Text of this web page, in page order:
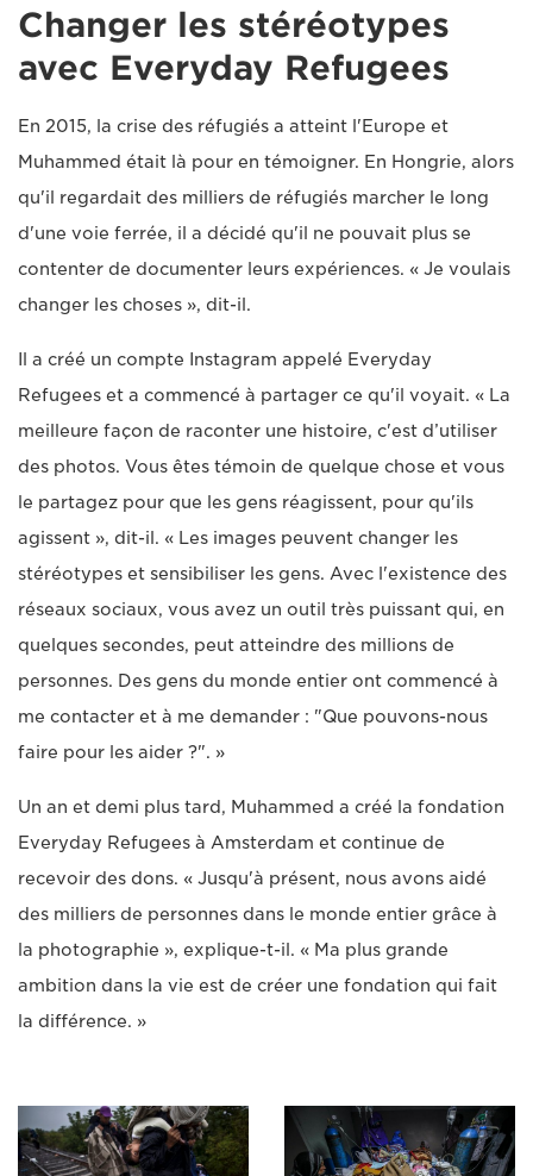
Changer les stéréotypes
avec Everyday Refugees
En 2015, la crise des réfugiés a atteint l'Europe et
Muhammed était là pour en témoigner. En Hongrie, alors
qu'il regardait des milliers de réfugiés marcher le long
d'une voie ferrée, il a décidé qu'il ne pouvait plus se
contenter de documenter leurs expériences. « Je voulais
changer les choses », dit-il.
Il a créé un compte Instagram appelé Everyday
Refugees et a commencé à partager ce qu'il voyait. « La
meilleure façon de raconter une histoire, c'est d’utiliser
des photos. Vous êtes témoin de quelque chose et vous
le partagez pour que les gens réagissent, pour qu'ils
agissent », dit-il. « Les images peuvent changer les
stéréotypes et sensibiliser les gens. Avec l'existence des
réseaux sociaux, vous avez un outil très puissant qui, en
quelques secondes, peut atteindre des millions de
personnes. Des gens du monde entier ont commencé à
me contacter et à me demander : "Que pouvons-nous
faire pour les aider ?". »
Un an et demi plus tard, Muhammed a créé la fondation
Everyday Refugees à Amsterdam et continue de
recevoir des dons. « Jusqu'à présent, nous avons aidé
des milliers de personnes dans le monde entier grâce à
la photographie », explique-t-il. « Ma plus grande
ambition dans la vie est de créer une fondation qui fait
la différence. »